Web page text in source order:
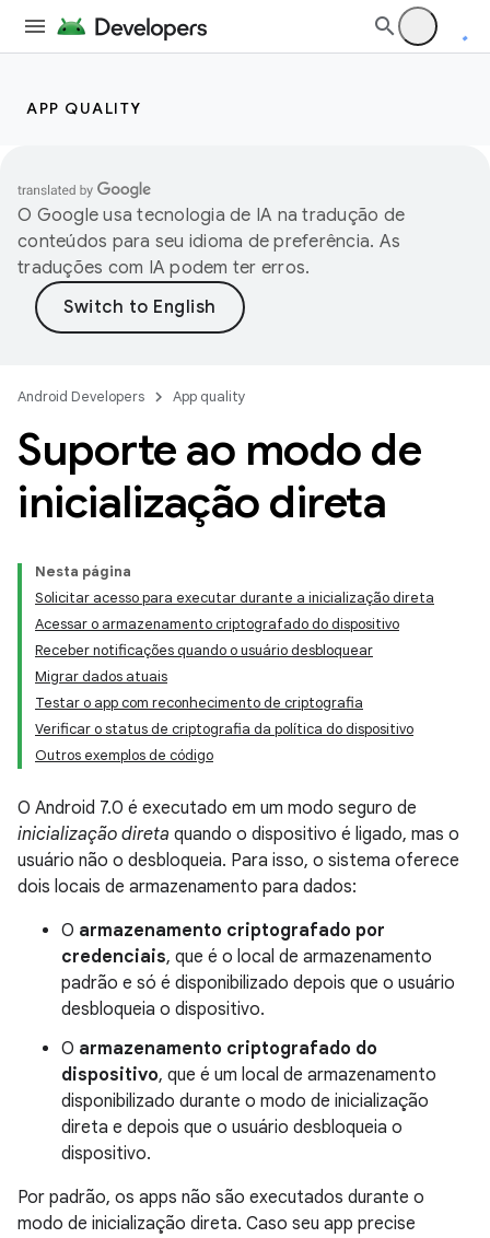
APP QUALITY
O Google usa tecnologia de IA na tradução de
conteúdos para seu idioma de preferência. As
traduções com IA podem ter erros.
Android Developers App quality
Suporte ao modo de
inicialização direta
Nesta página
Solicitar acesso para executar durante a inicialização direta
Acessar o armazenamento criptografado do dispositivo
Receber notificações quando o usuário desbloquear
Migrar dados atuais
Testar o app com reconhecimento de criptografia
Verificar o status de criptografia da política do dispositivo
Outros exemplos de código
O Android 7.0 é executado em um modo seguro de
inicialização direta quando o dispositivo é ligado, mas o
usuário não o desbloqueia. Para isso, o sistema oferece
dois locais de armazenamento para dados:
O armazenamento criptografado por
credenciais, que é o local de armazenamento
padrão e só é disponibilizado depois que o usuário
desbloqueia o dispositivo.
O armazenamento criptografado do
dispositivo, que é um local de armazenamento
disponibilizado durante o modo de inicialização
direta e depois que o usuário desbloqueia o
dispositivo.
Por padrão, os apps não são executados durante o
modo de inicialização direta. Caso seu app precise